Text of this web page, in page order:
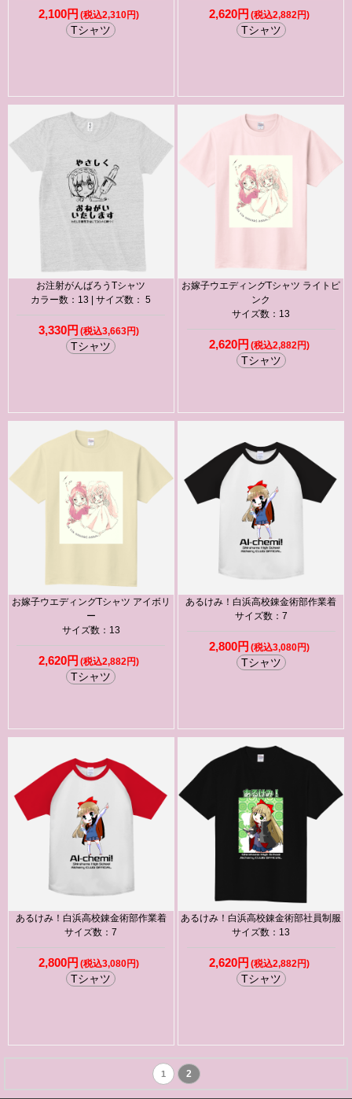
2,100円 (税込2,310円)
Tシャツ
2,620円 (税込2,882円)
Tシャツ
お注射がんばろうTシャツ
カラー数：13 | サイズ数： 5
3,330円 (税込3,663円)
Tシャツ
お嫁子ウエディングTシャツ ライトピ
ンク
サイズ数：13
2,620円 (税込2,882円)
Tシャツ
お嫁子ウエディングTシャツ アイボリ
ー
サイズ数：13
2,620円 (税込2,882円)
Tシャツ
あるけみ！白浜高校錬金術部作業着
サイズ数：7
2,800円 (税込3,080円)
Tシャツ
あるけみ！白浜高校錬金術部作業着
サイズ数：7
2,800円 (税込3,080円)
Tシャツ
あるけみ！白浜高校錬金術部社員制服
サイズ数：13
2,620円 (税込2,882円)
Tシャツ
1 2